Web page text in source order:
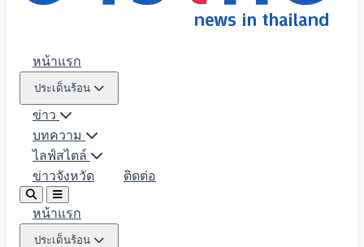
หน้าแรก
ประเด็นร้อน
ข่าว
บทความ
ไลฟ์สไตล์
ข่าวจังหวัด
ติดต่อ
หน้าแรก
ประเด็นร้อน